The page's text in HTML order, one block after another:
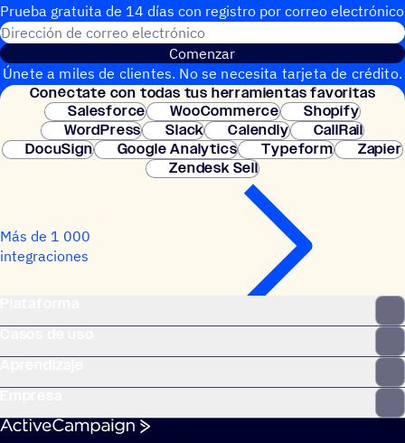
Prueba gratuita de 14 días con regis­tro por correo electrónico
Dirección de correo electrónico
Comenzar
Únete a miles de clientes. No se necesita tarjeta de crédito.
Configuración instantánea.
Conéc­tate con todas tus herramientas favoritas
Salesforce
WooCommerce
Shopify
WordPress
Slack Calendly
CallRail
DocuSign
Google Analytics Typeform
Zapier
Zendesk Sell
Más de 1 000
integraciones